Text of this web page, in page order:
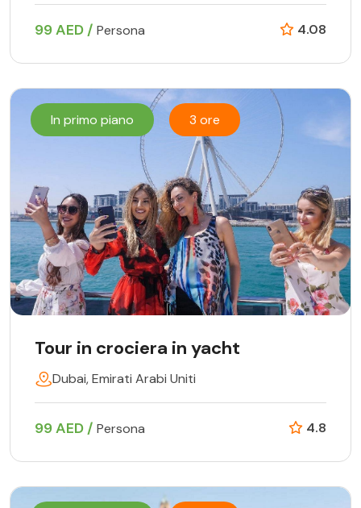
99 AED / Persona 4.08
In primo piano 3 ore
Tour in crociera in yacht
Dubai, Emirati Arabi Uniti
99 AED / Persona 4.8